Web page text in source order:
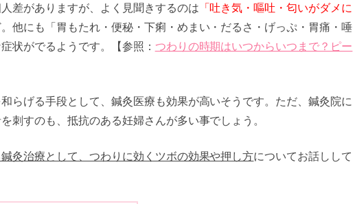
差がありますが、よく見聞きするのは 「吐き気・嘔吐・匂いがダメに
他にも「胃もたれ・便秘・下痢・めまい・だるさ・げっぷ・胃痛・唾
状がでるようです。【参照： つわりの時期はいつからいつまで？ピー
らげる手段として、鍼灸医療も効果が高いそうです。ただ、鍼灸院に
刺すのも、抵抗のある妊婦さんが多い事でしょう。
灸治療として、つわりに効くツボの効果や押し方についてお話しして